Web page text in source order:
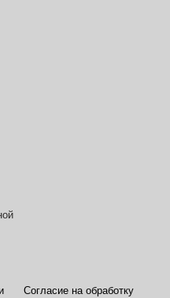
Согласие на обработку